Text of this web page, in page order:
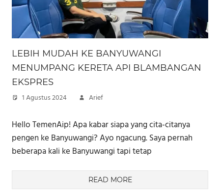
LEBIH MUDAH KE BANYUWANGI
MENUMPANG KERETA API BLAMBANGAN
EKSPRES
1 Agustus 2024 Arief
Hello TemenAip! Apa kabar siapa yang cita-citanya
pengen ke Banyuwangi? Ayo ngacung. Saya pernah
beberapa kali ke Banyuwangi tapi tetap
READ MORE